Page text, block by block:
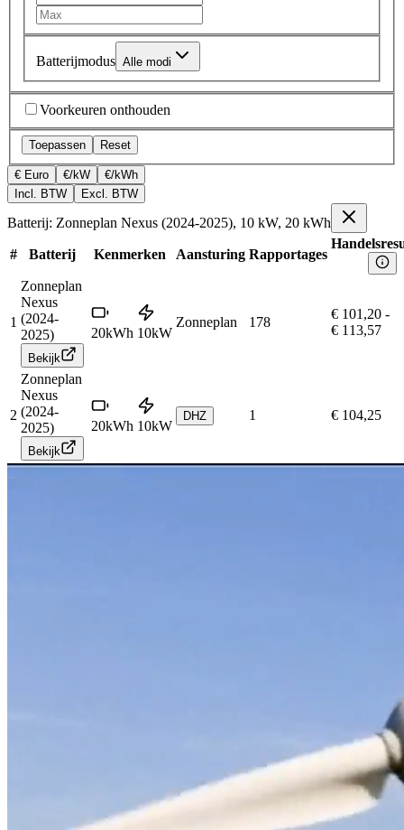
Batterijmodus Alle modi
Voorkeuren onthouden
Toepassen Reset
€ Euro €/kW
€/kWh
Incl. BTW
Excl. BTW
Batterij: Zonneplan Nexus (2024-2025), 10 kW, 20 kWh
# Batterij Kenmerken Aansturing Rapportages
1
Zonneplan
Nexus
(2024-
2025)
Bekijk
20kWh 10kW
Zonneplan 178
€ 101,20 -
€ 113,57
2
Zonneplan
Nexus
(2024-
2025)
Bekijk
20kWh 10kW
DHZ 1 € 104,25